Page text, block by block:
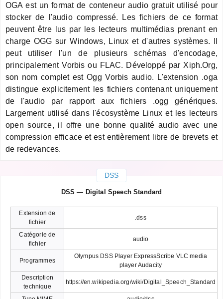
OGA est un format de conteneur audio gratuit utilisé pour
stocker de l'audio compressé. Les fichiers de ce format
peuvent être lus par les lecteurs multimédias prenant en
charge OGG sur Windows, Linux et d'autres systèmes. Il
peut utiliser l'un de plusieurs schémas d'encodage,
principalement Vorbis ou FLAC. Développé par Xiph.Org,
son nom complet est Ogg Vorbis audio. L'extension .oga
distingue explicitement les fichiers contenant uniquement
de l'audio par rapport aux fichiers .ogg génériques.
Largement utilisé dans l'écosystème Linux et les lecteurs
open source, il offre une bonne qualité audio avec une
compression efficace et est entièrement libre de brevets et
de redevances.
DSS
DSS — Digital Speech Standard
Extension de
fichier
.dss
Catégorie de
fichier
audio
Programmes
Olympus DSS Player ExpressScribe VLC media
player Audacity
Description
technique
https://en.wikipedia.org/wiki/Digital_Speech_Standard